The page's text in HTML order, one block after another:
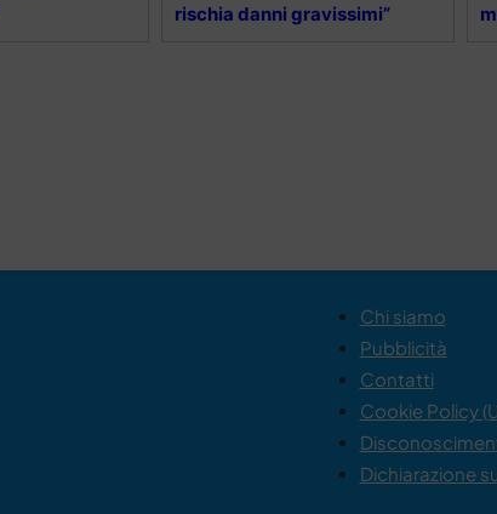
rischia danni gravissimi”
Chi siamo
Pubblicità
Contatti
Cookie Policy
Dichiarazione